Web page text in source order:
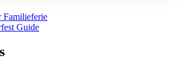
Familieferie
Guide